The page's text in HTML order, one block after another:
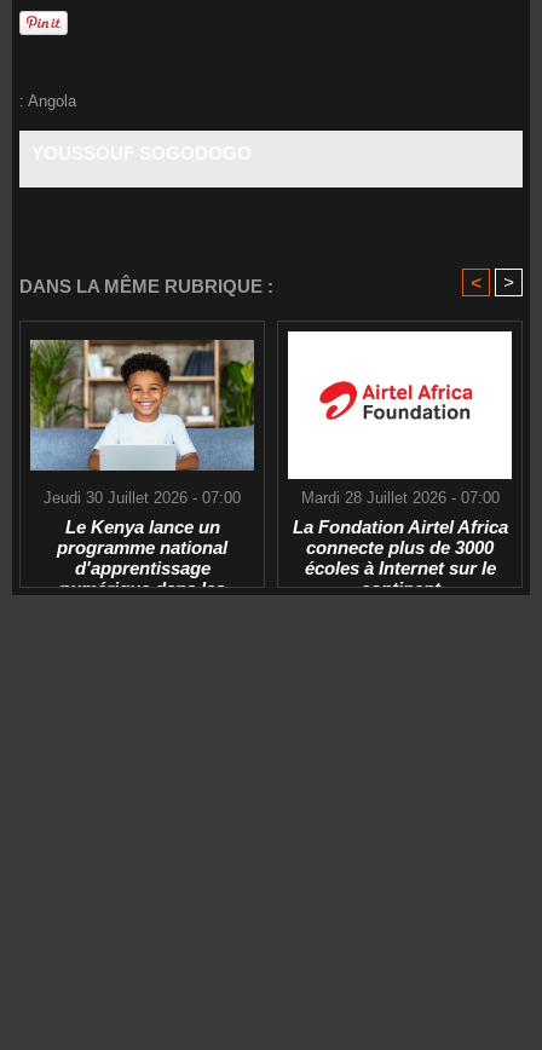
: Angola
DANS LA MÊME RUBRIQUE : < >
Jeudi 30 Juillet 2026 - 07:00
Le Kenya lance un
programme national
d'apprentissage
numérique dans les
Mardi 28 Juillet 2026 - 07:00
La Fondation Airtel Africa
connecte plus de 3000
écoles à Internet sur le
continent